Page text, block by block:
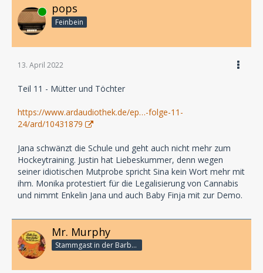
Online pops
Feinbein
13. April 2022
Teil 11 - Mütter und Töchter
https://www.ardaudiothek.de/ep…-folge-11-
24/ard/10431879
Jana schwänzt die Schule und geht auch nicht mehr zum
Hockeytraining. Justin hat Liebeskummer, denn wegen
seiner idiotischen Mutprobe spricht Sina kein Wort mehr mit
ihm. Monika protestiert für die Legalisierung von Cannabis
und nimmt Enkelin Jana und auch Baby Finja mit zur Demo.
Mr. Murphy
Stammgast in der Barbarabar